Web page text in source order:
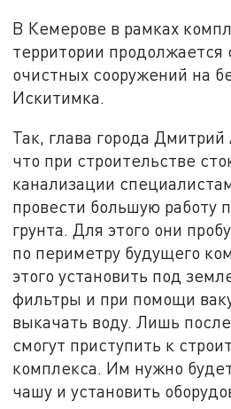
В Кемерове в рамках
территории продолжается
очистных сооружений на
Искитимка.
Так, глава города
что при строительстве
канализации
провести большую работу
грунта. Для этого они
по периметру будущего
этого установить под
фильтры и при помощи
выкачать воду. Лишь
смогут приступить к
комплекса. Им нужно
чашу и установить